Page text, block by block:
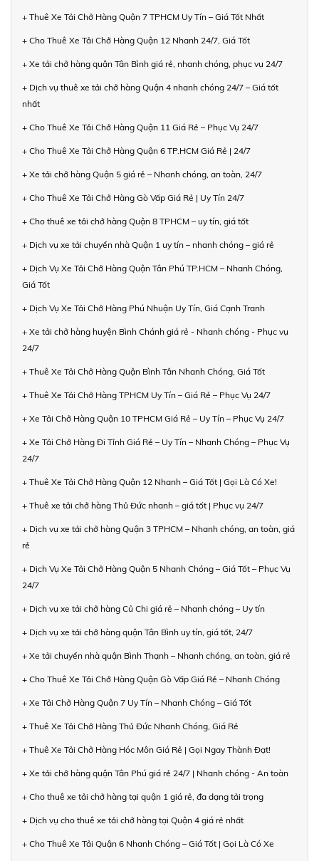
+ Thuê Xe Tải Chở Hàng Quận 7 TPHCM Uy Tín – Giá Tốt Nhất
+ Cho Thuê Xe Tải Chở Hàng Quận 12 Nhanh 24/7, Giá Tốt
+ Xe tải chở hàng quận Tân Bình giá rẻ, nhanh chóng, phục vụ 24/7
+ Dịch vụ thuê xe tải chở hàng Quận 4 nhanh chóng 24/7 – Giá tốt
nhất
+ Cho Thuê Xe Tải Chở Hàng Quận 11 Giá Rẻ – Phục Vụ 24/7
+ Cho Thuê Xe Tải Chở Hàng Quận 6 TP.HCM Giá Rẻ | 24/7
+ Xe tải chở hàng Quận 5 giá rẻ – Nhanh chóng, an toàn, 24/7
+ Cho Thuê Xe Tải Chở Hàng Gò Vấp Giá Rẻ | Uy Tín 24/7
+ Cho thuê xe tải chở hàng Quận 8 TPHCM – uy tín, giá tốt
+ Dịch vụ xe tải chuyển nhà Quận 1 uy tín – nhanh chóng – giá rẻ
+ Dịch Vụ Xe Tải Chở Hàng Quận Tân Phú TP.HCM – Nhanh Chóng,
Giá Tốt
+ Dịch Vụ Xe Tải Chở Hàng Phú Nhuận Uy Tín, Giá Cạnh Tranh
+ Xe tải chở hàng huyện Bình Chánh giá rẻ - Nhanh chóng - Phục vụ
24/7
+ Thuê Xe Tải Chở Hàng Quận Bình Tân Nhanh Chóng, Giá Tốt
+ Thuê Xe Tải Chở Hàng TPHCM Uy Tín – Giá Rẻ – Phục Vụ 24/7
+ Xe Tải Chở Hàng Quận 10 TPHCM Giá Rẻ – Uy Tín – Phục Vụ 24/7
+ Xe Tải Chở Hàng Đi Tỉnh Giá Rẻ – Uy Tín – Nhanh Chóng – Phục Vụ
24/7
+ Thuê Xe Tải Chở Hàng Quận 12 Nhanh – Giá Tốt | Gọi Là Có Xe!
+ Thuê xe tải chở hàng Thủ Đức nhanh – giá tốt | Phục vụ 24/7
+ Dịch vụ xe tải chở hàng Quận 3 TPHCM – Nhanh chóng, an toàn, giá
rẻ
+ Dịch Vụ Xe Tải Chở Hàng Quận 5 Nhanh Chóng – Giá Tốt – Phục Vụ
24/7
+ Dịch vụ xe tải chở hàng Củ Chi giá rẻ – Nhanh chóng – Uy tín
+ Dịch vụ xe tải chở hàng quận Tân Bình uy tín, giá tốt, 24/7
+ Xe tải chuyển nhà quận Bình Thạnh – Nhanh chóng, an toàn, giá rẻ
+ Cho Thuê Xe Tải Chở Hàng Quận Gò Vấp Giá Rẻ – Nhanh Chóng
+ Xe Tải Chở Hàng Quận 7 Uy Tín – Nhanh Chóng – Giá Tốt
+ Thuê Xe Tải Chở Hàng Thủ Đức Nhanh Chóng, Giá Rẻ
+ Thuê Xe Tải Chở Hàng Hóc Môn Giá Rẻ | Gọi Ngay Thành Đạt!
+ Xe tải chở hàng quận Tân Phú giá rẻ 24/7 | Nhanh chóng - An toàn
+ Cho thuê xe tải chở hàng tại quận 1 giá rẻ, đa dạng tải trọng
+ Dịch vụ cho thuê xe tải chở hàng tại Quận 4 giá rẻ nhất
+ Cho Thuê Xe Tải Quận 6 Nhanh Chóng – Giá Tốt | Gọi Là Có Xe